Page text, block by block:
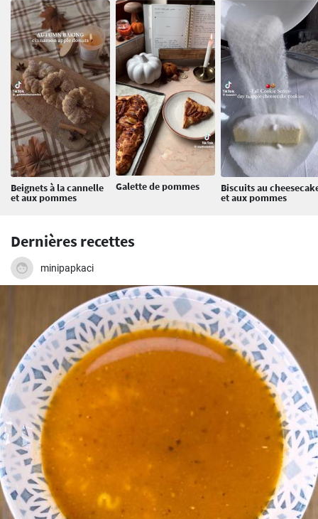
Beignets à la cannelle
et aux pommes
Galette de pommes Biscuits au
et aux pommes
Dernières recettes
minipapkaci